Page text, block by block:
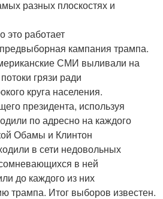
разных плоскостях и
это работает
кампания трампа.
СМИ выливали на
грязи ради
круга населения.
президента, используя
по адресно на каждого
Обамы и Клинтон
в сети недовольных
в ней
до каждого из них
трампа. Итог выборов известен.